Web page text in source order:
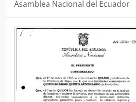
Asamblea Nacional del Ecuador